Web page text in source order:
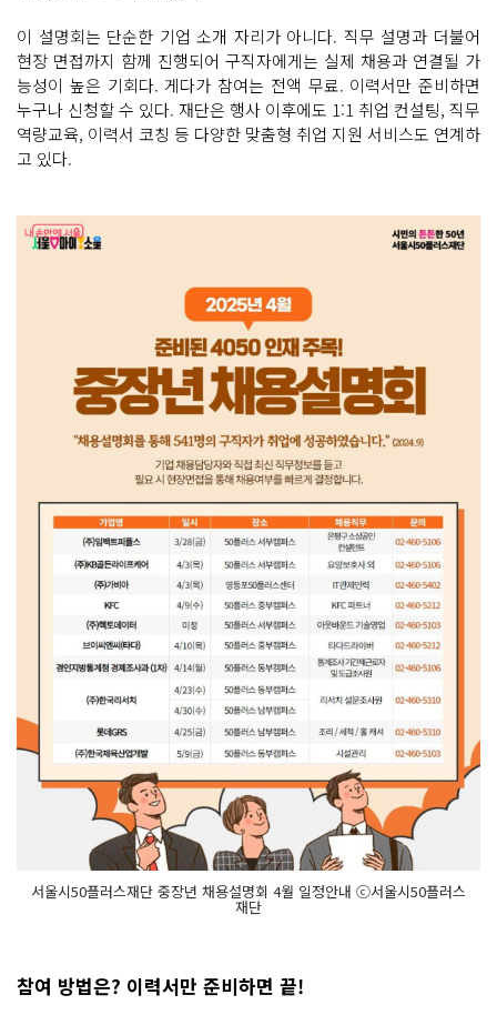
이 설명회는 단순한 기업 소개 자리가 아니다. 직무 설명과 더불어
현장 면접까지 함께 진행되어 구직자에게는 실제 채용과 연결될 가
능성이 높은 기회다. 게다가 참여는 전액 무료. 이력서만 준비하면
누구나 신청할 수 있다. 재단은 행사 이후에도 1:1 취업 컨설팅, 직무
역량교육, 이력서 코칭 등 다양한 맞춤형 취업 지원 서비스도 연계하
고 있다.
서울시50플러스재단 중장년 채용설명회 4월 일정안내 ⓒ서울시50플러스
재단
참여 방법은? 이력서만 준비하면 끝!